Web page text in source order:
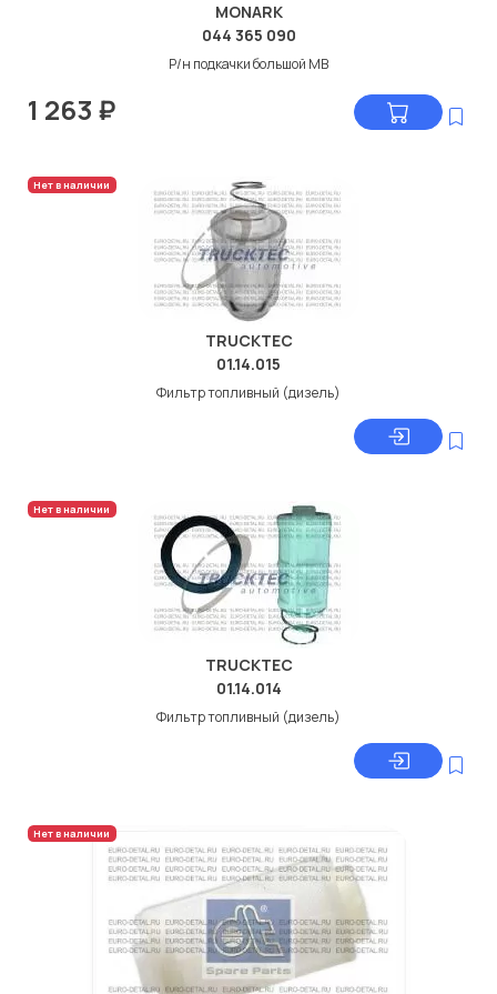
MONARK
044 365 090
Р/н подкачки большой МВ
1 263 ₽
Нет в наличии
TRUCKTEC
01.14.015
Фильтр топливный (дизель)
Нет в наличии
TRUCKTEC
01.14.014
Фильтр топливный (дизель)
Нет в наличии